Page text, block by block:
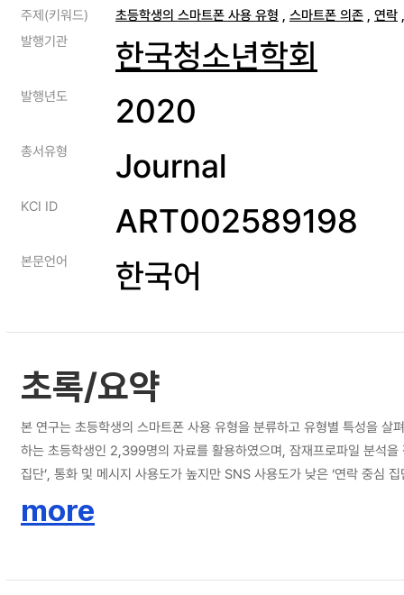
주제(키워드) 초등학생의 스마트폰 사용 유형 , 스마트폰 의존 , 연락
발행기관
한국청소년학회
발행년도 2020
총서유형 Journal
KCI ID ART002589198
본문언어 한국어
초록/요약
본 연구는 초등학생의 스마트폰 사용 유형을 분류하고 유형별 특성을
하는 초등학생인 2,399명의 자료를 활용하였으며, 잠재프로파일 분석
집단’, 통화 및 메시지 사용도가 높지만 SNS 사용도가 낮은 ‘연락 중심
는 의의가 있다.
more